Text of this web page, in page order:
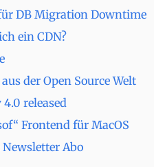
DB Migration Downtime
ein CDN?
der Open Source Welt
released
Frontend für MacOS
Newsletter Abo